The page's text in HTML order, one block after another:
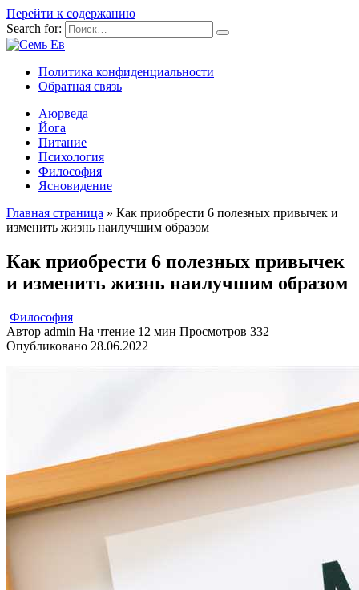
Перейти к содержанию
Search for:
Политика конфиденциальности
Обратная связь
Аюрведа
Йога
Питание
Психология
Философия
Ясновидение
Главная страница » Как приобрести 6 полезных привычек и
изменить жизнь наилучшим образом
Как приобрести 6 полезных привычек
и изменить жизнь наилучшим образом
Философия
Автор admin На чтение 12 мин Просмотров 332
Опубликовано 28.06.2022